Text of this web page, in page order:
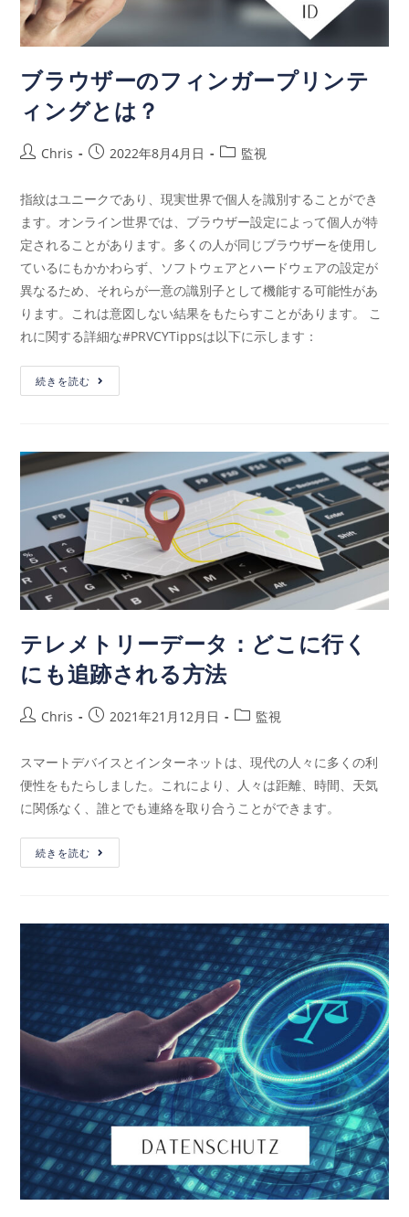
ブラウザーのフィンガープリンテ
ィングとは？
Chris 2022年8月4月日 監視
指紋はユニークであり、現実世界で個人を識別することができ
ます。オンライン世界では、ブラウザー設定によって個人が特
定されることがあります。多くの人が同じブラウザーを使用し
ているにもかかわらず、ソフトウェアとハードウェアの設定が
異なるため、それらが一意の識別子として機能する可能性があ
ります。これは意図しない結果をもたらすことがあります。 こ
れに関する詳細な#PRVCYTippsは以下に示します：
続きを読む
テレメトリーデータ：どこに行く
にも追跡される方法
Chris 2021年21月12月日 監視
スマートデバイスとインターネットは、現代の人々に多くの利
便性をもたらしました。これにより、人々は距離、時間、天気
に関係なく、誰とでも連絡を取り合うことができます。
続きを読む